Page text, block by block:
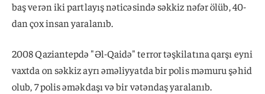
baş verən iki partlayış nəticəsində səkkiz nəfər ölüb, 40-
dan çox insan yaralanıb.
2008 Qaziantepdə "Əl-Qaidə" terror təşkilatına qarşı eyni
vaxtda on səkkiz ayrı əməliyyatda bir polis məmuru şəhid
olub, 7 polis əməkdaşı və bir vətəndaş yaralanıb.